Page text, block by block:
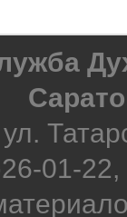
01-